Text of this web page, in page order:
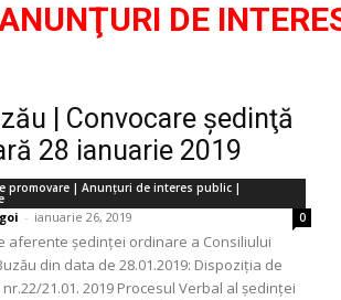
DE
| Convocare şedinţă
28 ianuarie 2019
promovare | Anunţuri de interes public |
- ianuarie 26, 2019 0
aferente ședinței ordinare a Consiliului
din data de 28.01.2019: Dispoziția de
21.01. 2019 Procesul Verbal al ședinței